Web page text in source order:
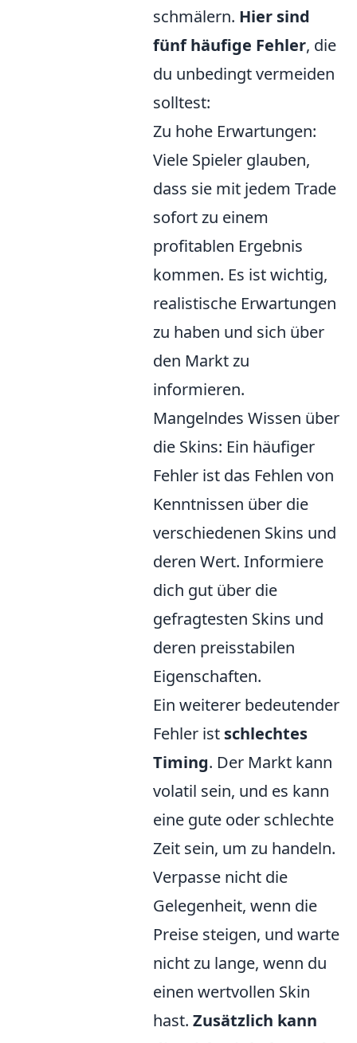
schmälern. Hier sind
fünf häufige Fehler, die
du unbedingt vermeiden
solltest:
Zu hohe Erwartungen:
Viele Spieler glauben,
dass sie mit jedem Trade
sofort zu einem
profitablen Ergebnis
kommen. Es ist wichtig,
realistische Erwartungen
zu haben und sich über
den Markt zu
informieren.
Mangelndes Wissen über
die Skins: Ein häufiger
Fehler ist das Fehlen von
Kenntnissen über die
verschiedenen Skins und
deren Wert. Informiere
dich gut über die
gefragtesten Skins und
deren preisstabilen
Eigenschaften.
Ein weiterer bedeutender
Fehler ist schlechtes
Timing. Der Markt kann
volatil sein, und es kann
eine gute oder schlechte
Zeit sein, um zu handeln.
Verpasse nicht die
Gelegenheit, wenn die
Preise steigen, und warte
nicht zu lange, wenn du
einen wertvollen Skin
hast. Zusätzlich kann